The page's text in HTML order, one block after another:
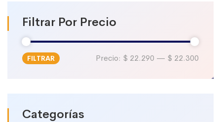
Filtrar Por Precio
Precio
Precio
FILTRAR Precio: $ 22.290 — $ 22.300
Categorías